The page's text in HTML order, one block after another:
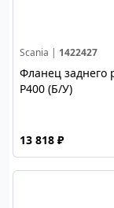
Scania | 1422427
Фланец заднего
P400 (Б/У)
13 818 ₽